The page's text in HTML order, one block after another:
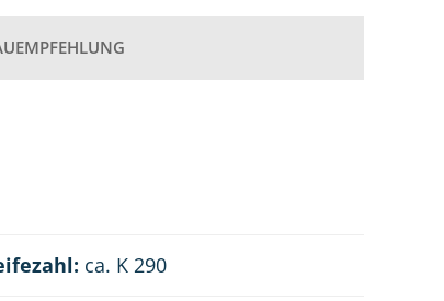
ca. K 290